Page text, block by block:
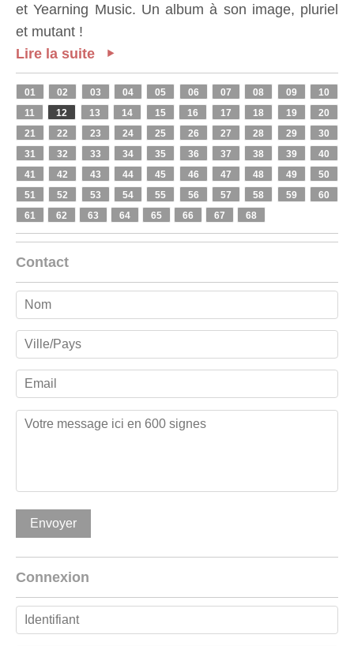
et Yearning Music. Un album à son image, pluriel
et mutant !
Lire la suite
01 02 03 04 05 06 07 08 09
10
11
12 13 14 15 16 17 18 19
20
21
22 23 24 25 26 27 28 29
30
31
32 33 34 35 36 37 38 39
40
41
42 43 44 45 46 47 48 49
50
51
52 53 54 55 56 57 58 59
60
61
62 63 64 65 66 67 68
Contact
Connexion